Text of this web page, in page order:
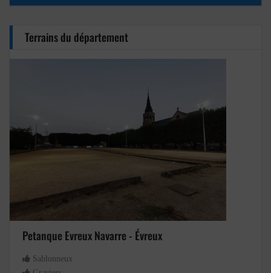
Terrains du département
Petanque Evreux Navarre - Évreux
Sablonneux